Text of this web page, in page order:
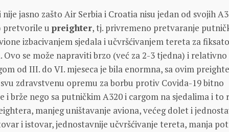
jasno zašto Air Serbia i Croatia nisu jedan od svojih
pretvorile upreighter, tj. privremeno pretvaranje
izbacivanjem sjedala i učvršćivanjem tereta za
Ovo se može napraviti brzo (već za 2-3 tjedna) i
od III. do VI. mjeseca je bila enormna, sa ovim
zdravstvenu opremu za borbu protiv Covida-19 bitno
i brže nego sa putničkim A320 i cargom na sjedalima i to
manjeg uništavanje aviona, većeg dolet i
i istovar, jednostavnije učvršćivanje tereta, manja